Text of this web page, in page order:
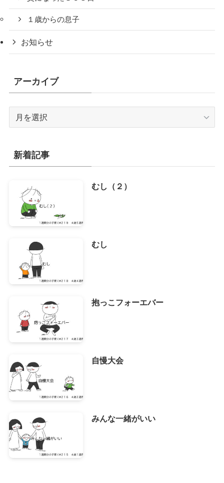
１歳からの息子
お知らせ
アーカイブ
イ
ブ
新着記事
むし（２）
むし
抱っこフォーエバー
自慢大会
みんな一緒がいい